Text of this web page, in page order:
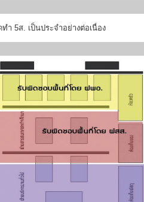
5ส. เป็นประจำอย่างต่อเนื่อง